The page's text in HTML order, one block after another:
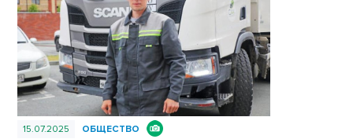
15.07.2025 ОБЩЕСТВО